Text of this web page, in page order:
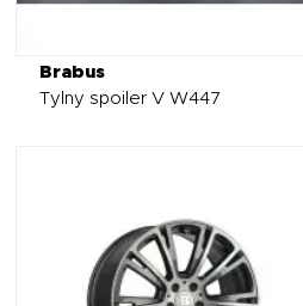
Brabus
Tylny spoiler V W447